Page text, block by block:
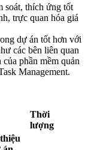
soát, thích ứng tốt
trực quan hóa giá
dự án tốt hơn với
các bên liên quan
phần mềm quản
Management.
Thời
lượng